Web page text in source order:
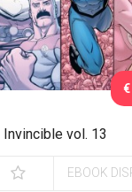
Invincible vol. 13
EBOOK